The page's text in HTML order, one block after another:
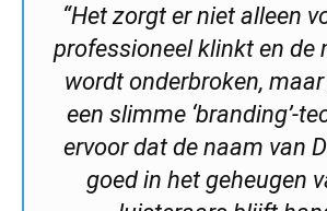
“Het zorgt er niet alleen
professioneel klinkt en de
wordt onderbroken,
een slimme ‘branding’-
ervoor dat de naam van
goed in het geheugen